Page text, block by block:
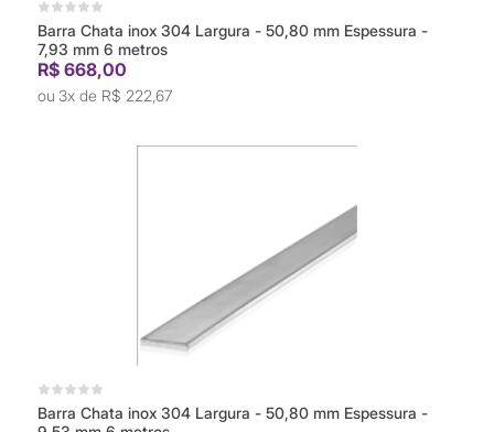
Barra Chata inox 304 Largura - 50,80 mm Espessura -
7,93 mm 6 metros
R$ 668,00
3x de R$ 222,67
Barra Chata inox 304 Largura - 50,80 mm Espessura -